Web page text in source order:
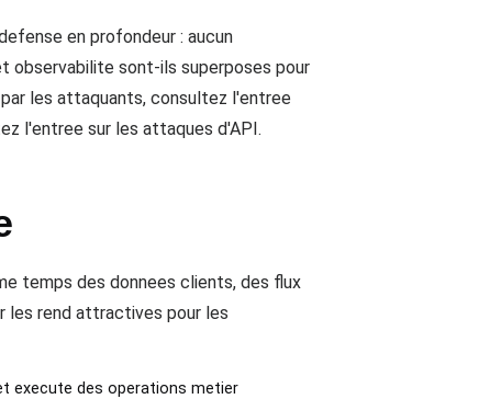
en profondeur : aucun
observabilite sont-ils superposes pour
les attaquants, consultez l'entree
l'entree sur les attaques d'API.
temps des donnees clients, des flux
les rend attractives pour les
execute des operations metier